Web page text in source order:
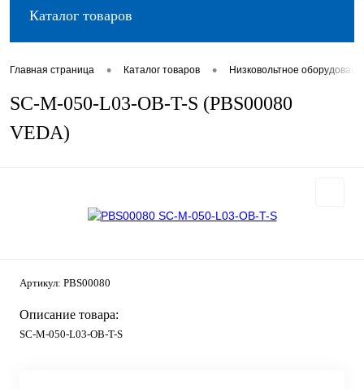
Каталог товаров
Главная страница • Каталог товаров • Низковольтное
SC-M-050-L03-OB-T-S (PBS00080
VEDA)
Артикул: PBS00080
Описание товара:
SC-M-050-L03-OB-T-S